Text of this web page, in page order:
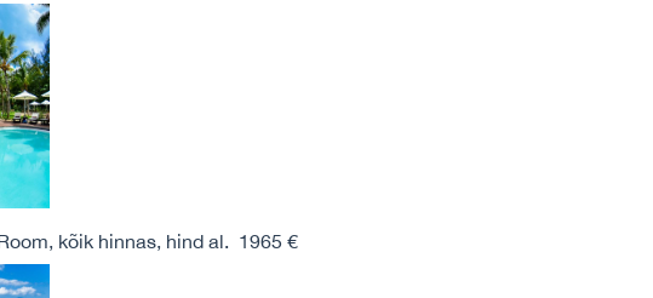
kõik hinnas, hind al. 1965 €